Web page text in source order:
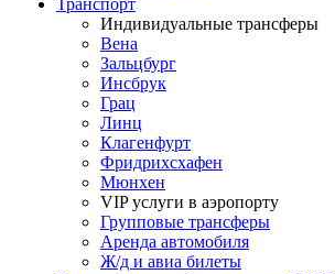
Транспорт
Индивидуальные трансферы
Вена
Зальцбург
Инсбрук
Грац
Линц
Клагенфурт
Фридрихсхафен
Мюнхен
VIP услуги в аэропорту
Групповые трансферы
Аренда автомобиля
Ж/д и авиа билеты